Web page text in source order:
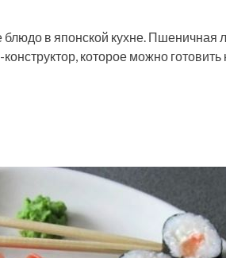
в японской кухне. Пшеничная
которое можно готовить